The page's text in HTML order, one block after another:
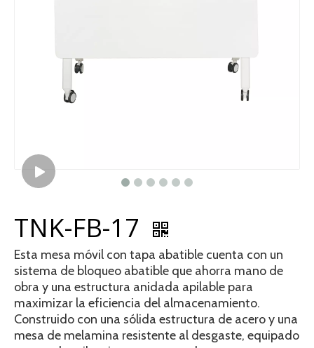
TNK-FB-17
Esta mesa móvil con tapa abatible cuenta con un
sistema de bloqueo abatible que ahorra mano de
obra y una estructura anidada apilable para
maximizar la eficiencia del almacenamiento.
Construido con una sólida estructura de acero y una
mesa de melamina resistente al desgaste, equipado